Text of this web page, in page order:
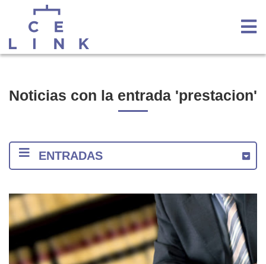
Noticias con la entrada 'prestacion'
ENTRADAS
2020
2018
2017
2016